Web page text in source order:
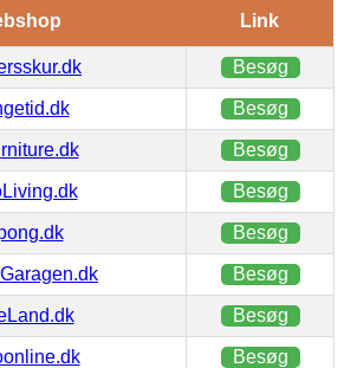
Link
Besøg
Besøg
Besøg
Besøg
Besøg
Besøg
Besøg
Besøg